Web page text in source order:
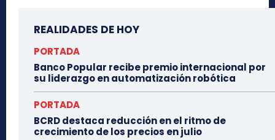
REALIDADES DE HOY
PORTADA
Banco Popular recibe premio internacional por
su liderazgo en automatización robótica
PORTADA
BCRD destaca reducción en el ritmo de
crecimiento de los precios en julio